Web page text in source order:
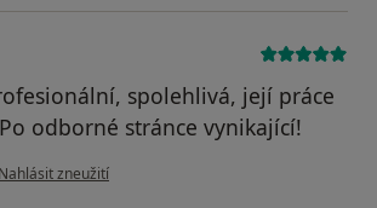
spolehlivá, její práce
odborné stránce vynikající!
podle názoru uživatele pacientka
Nahlásit zneužití